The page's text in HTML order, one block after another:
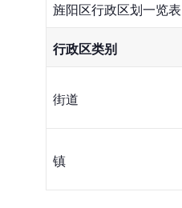
旌阳区行政区划一览
行政区类别
街道
镇